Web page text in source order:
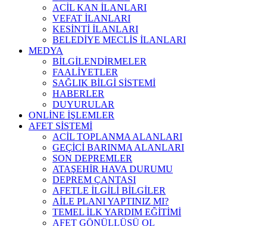
ACİL KAN İLANLARI
VEFAT İLANLARI
KESİNTİ İLANLARI
BELEDİYE MECLİS İLANLARI
MEDYA
BİLGİLENDİRMELER
FAALİYETLER
SAĞLIK BİLGİ SİSTEMİ
HABERLER
DUYURULAR
ONLİNE İŞLEMLER
AFET SİSTEMİ
ACİL TOPLANMA ALANLARI
GEÇİCİ BARINMA ALANLARI
SON DEPREMLER
ATAŞEHİR HAVA DURUMU
DEPREM ÇANTASI
AFETLE İLGİLİ BİLGİLER
AİLE PLANI YAPTINIZ MI?
TEMEL İLK YARDIM EĞİTİMİ
AFET GÖNÜLLÜSÜ OL